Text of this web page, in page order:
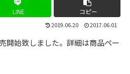
LINE コピー
2019.06.20 2017.06.01
開始致しました。詳細は商品ペー